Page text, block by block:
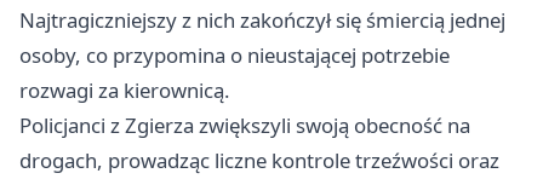
Najtragiczniejszy z nich zakończył się śmiercią jednej
osoby, co przypomina o nieustającej potrzebie
rozwagi za kierownicą.
Policjanci z Zgierza zwiększyli swoją obecność na
drogach, prowadząc liczne kontrole trzeźwości oraz